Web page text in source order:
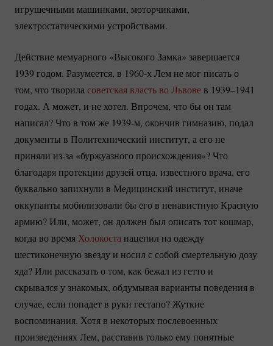
игрушечными машинками, моторчиками,
электростатическими устройствами.
Действие мемуарного «Высокого Замка» завершается
1939 годом. Разумеется, в 1960-х Лем не мог писать о
том, что твориласоветская власть во Львовев 1939–1941
годах. А может, и не хотел. Впрочем, что бы он там
написал? Что в том же 1939-м, окончив гимназию, подал
документы в Политехнический институт, а его не
приняли из-за «буржуазного происхождения»? Что
благодаря протекции друзей отца, известного врача, его
буквально запихнули в Медицинский институт, иначе
оккупанты мобилизовали бы его в ненавистную Красную
армию? Или, может, он должен был описать тот кошмар,
когда во время Холокостанацепил на одежду
шестиконечную звезду и носил с собой смертельную дозу
яда? Или рассказать о том, как бежал из гетто и
скрывался у знакомых, обдумывая варианты поведения в
случае, если попадет в руки гестапо? Жуткие
воспоминания. Хотя в некоторых послевоенных
произведениях Лем, расставив только ему понятные